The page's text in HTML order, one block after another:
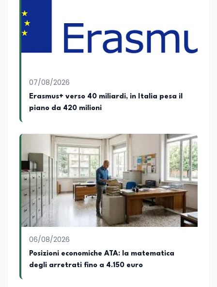
07/08/2026
Erasmus+ verso 40 miliardi, in Italia pesa il
piano da 420 milioni
06/08/2026
Posizioni economiche ATA: la matematica
degli arretrati fino a 4.150 euro